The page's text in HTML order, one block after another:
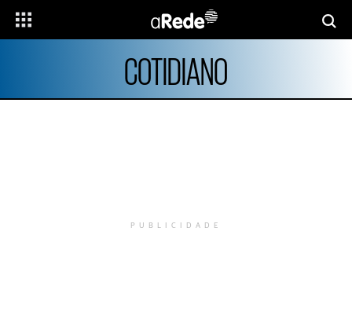
COTIDIANO
PUBLICIDADE